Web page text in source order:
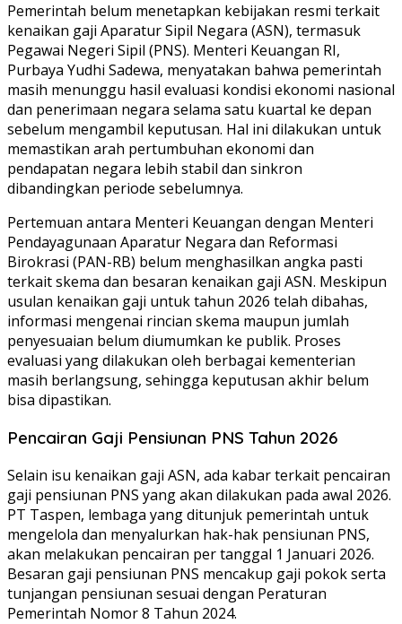
Pemerintah belum menetapkan kebijakan resmi terkait
kenaikan gaji Aparatur Sipil Negara (ASN), termasuk
Pegawai Negeri Sipil (PNS). Menteri Keuangan RI,
Purbaya Yudhi Sadewa, menyatakan bahwa pemerintah
masih menunggu hasil evaluasi kondisi ekonomi nasional
dan penerimaan negara selama satu kuartal ke depan
sebelum mengambil keputusan. Hal ini dilakukan untuk
memastikan arah pertumbuhan ekonomi dan
pendapatan negara lebih stabil dan sinkron
dibandingkan periode sebelumnya.
Pertemuan antara Menteri Keuangan dengan Menteri
Pendayagunaan Aparatur Negara dan Reformasi
Birokrasi (PAN-RB) belum menghasilkan angka pasti
terkait skema dan besaran kenaikan gaji ASN. Meskipun
usulan kenaikan gaji untuk tahun 2026 telah dibahas,
informasi mengenai rincian skema maupun jumlah
penyesuaian belum diumumkan ke publik. Proses
evaluasi yang dilakukan oleh berbagai kementerian
masih berlangsung, sehingga keputusan akhir belum
bisa dipastikan.
Pencairan Gaji Pensiunan PNS Tahun 2026
Selain isu kenaikan gaji ASN, ada kabar terkait pencairan
gaji pensiunan PNS yang akan dilakukan pada awal 2026.
PT Taspen, lembaga yang ditunjuk pemerintah untuk
mengelola dan menyalurkan hak-hak pensiunan PNS,
akan melakukan pencairan per tanggal 1 Januari 2026.
Besaran gaji pensiunan PNS mencakup gaji pokok serta
tunjangan pensiunan sesuai dengan Peraturan
Pemerintah Nomor 8 Tahun 2024.